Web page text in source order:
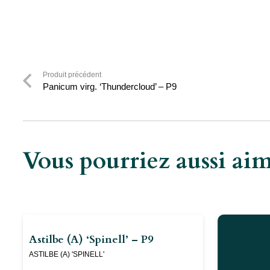
Produit précédent
Panicum virg. ‘Thundercloud’ – P9
Vous pourriez aussi
Astilbe (a) ‘Spinell’ – P9
ASTILBE (A) 'SPINELL'